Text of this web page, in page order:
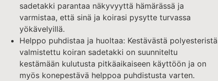
sadetakki parantaa näkyvyyttä hämärässä ja
varmistaa, että sinä ja koirasi pysytte turvassa
yökävelyillä.
Helppo puhdistaa ja huoltaa: Kestävästä polyesteristä
valmistettu koiran sadetakki on suunniteltu
kestämään kulutusta pitkäaikaiseen käyttöön ja on
myös konepestävä helppoa puhdistusta varten.